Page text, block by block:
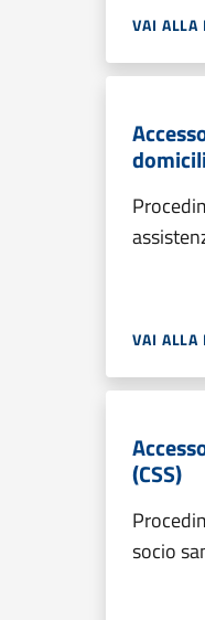
VAI ALLA
VAI ALLA
(CSS)
socio